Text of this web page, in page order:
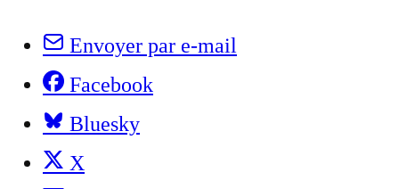
Envoyer par e-mail
Facebook
Bluesky
X